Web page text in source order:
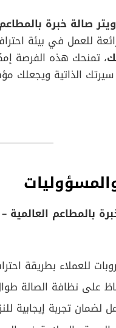
صالة خبرة
للعمل في بيئة
، تمنحك هذه الفرصة
سيرتك الذاتية
بالمطاعم العالمية
للعملاء بطريقة
على نظافة الصالة
لضمان تجربة إيجابية